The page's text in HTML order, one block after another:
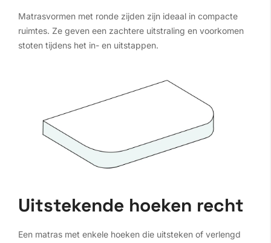
Matrasvormen met ronde zijden zijn ideaal in compacte
ruimtes. Ze geven een zachtere uitstraling en voorkomen
stoten tijdens het in- en uitstappen.
Uitstekende hoeken recht
Een matras met enkele hoeken die uitsteken of verlengd